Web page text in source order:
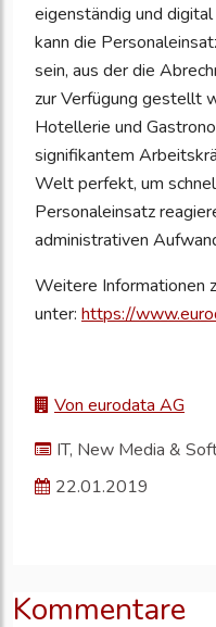
eigenständig und
kann die
sein, aus der die
zur Verfügung gestellt
Hotellerie und
signifikantem
Welt perfekt, um
Personaleinsatz
administrativen
Weitere Informationen
unter: https://
Von eurodata AG
IT, New Media &
22.01.2019
Kommentare